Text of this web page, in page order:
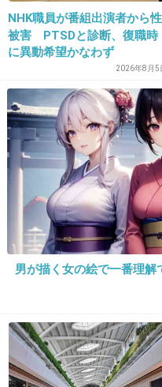
>>15
右が玉森？確かに男
るの違和感あるもん
1件の返信
26. 匿名2019/10/24(木) 17:12:24
>>15
え、彼女があまり可
みつきあことかあっ
5件の返信
NHK職員が番組出演者から性
被害 PTSDと診断、復職時
に異動希望かなわず
2026年8月5
男が描く女の絵で一番理解